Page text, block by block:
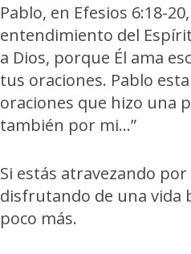
Pablo, en Efesios 6:18-
entendimiento del
a Dios, porque Él ama
tus oraciones. Pablo
oraciones que hizo una
también por mi…”
Si estás atravezando
disfrutando de una vida
poco más.